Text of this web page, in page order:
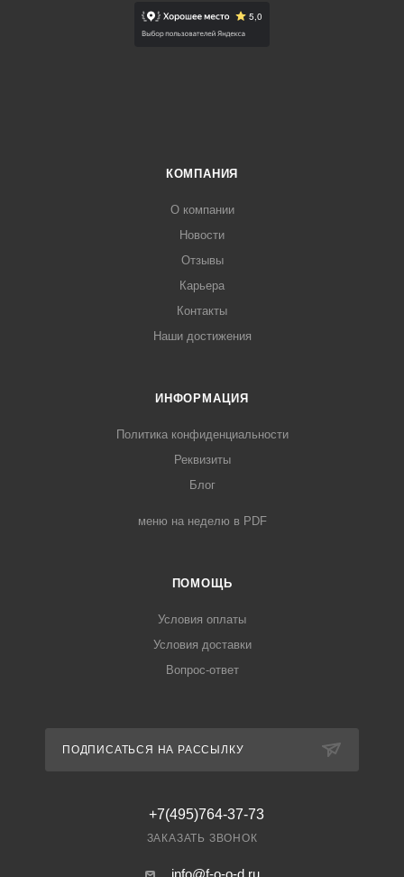
КОМПАНИЯ
О компании
Новости
Отзывы
Карьера
Контакты
Наши достижения
ИНФОРМАЦИЯ
Политика конфиденциальности
Реквизиты
Блог
меню на неделю в PDF
ПОМОЩЬ
Условия оплаты
Условия доставки
Вопрос-ответ
ПОДПИСАТЬСЯ НА РАССЫЛКУ
+7(495)764-37-73
ЗАКАЗАТЬ ЗВОНОК
info@f-o-o-d.ru